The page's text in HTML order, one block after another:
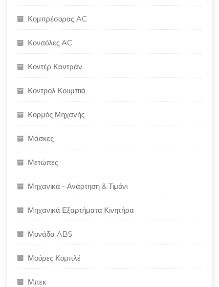
Κομπρέσορας AC
Κονσόλες AC
Κοντέρ Καντράν
Κοντρολ Κουμπιά
Κορμός Μηχανής
Μάσκες
Μετώπες
Μηχανικά - Ανάρτηση & Τιμόνι
Μηχανικά Εξαρτήματα Κινητήρα
Μονάδα ABS
Μούρες Κομπλέ
Μπεκ